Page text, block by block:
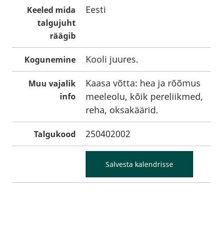
Keeled mida
talgujuht
räägib
Eesti
Kogunemine Kooli juures.
Muu vajalik
info
Kaasa võtta: hea ja rõõmus
meeleolu, kõik pereliikmed,
reha, oksakäärid.
Talgukood 250402002
Salvesta kalendrisse